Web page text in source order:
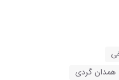
همدان گردی